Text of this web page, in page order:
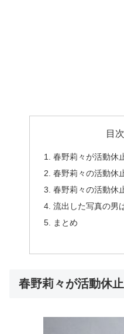
目次
春野莉々が活動休
春野莉々の活動休
春野莉々の活動休
流出した写真の男
まとめ
春野莉々が活動休